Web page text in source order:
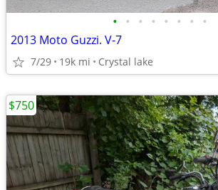
• • • • • • • •
2013 Moto Guzzi. V-7
7/29 19k mi Crystal lake
$750